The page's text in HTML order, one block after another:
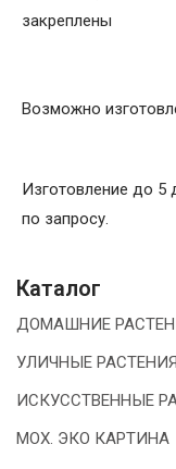
закреплены
Возможно
Изготовление до 5
по запросу.
Каталог
ДОМАШНИЕ
УЛИЧНЫЕ РАСТЕНИЯ
ИСКУССТВЕННЫЕ
МОХ. ЭКО КАРТИНА